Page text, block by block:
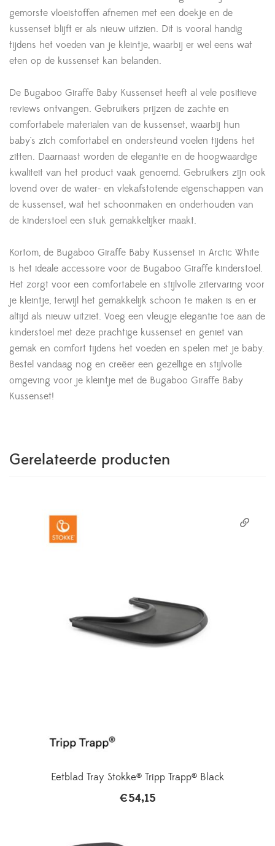
gemorste vloeistoffen afnemen met een doekje en de
kussenset blijft er als nieuw uitzien. Dit is vooral handig
tijdens het voeden van je kleintje, waarbij er wel eens wat
eten op de kussenset kan belanden.
De Bugaboo Giraffe Baby Kussenset heeft al vele positieve
reviews ontvangen. Gebruikers prijzen de zachte en
comfortabele materialen van de kussenset, waarbij hun
baby's zich comfortabel en ondersteund voelen tijdens het
zitten. Daarnaast worden de elegantie en de hoogwaardige
kwaliteit van het product vaak genoemd. Gebruikers zijn ook
lovend over de water- en vlekafstotende eigenschappen van
de kussenset, wat het schoonmaken en onderhouden van
de kinderstoel een stuk gemakkelijker maakt.
Kortom, de Bugaboo Giraffe Baby Kussenset in Arctic White
is het ideale accessoire voor de Bugaboo Giraffe kinderstoel.
Het zorgt voor een comfortabele en stijlvolle zitervaring voor
je kleintje, terwijl het gemakkelijk schoon te maken is en er
altijd als nieuw uitziet. Voeg een vleugje elegantie toe aan de
kinderstoel met deze prachtige kussenset en geniet van
gemak en comfort tijdens het voeden en spelen met je baby.
Bestel vandaag nog en creëer een gezellige en stijlvolle
omgeving voor je kleintje met de Bugaboo Giraffe Baby
Kussenset!
Gerelateerde producten
Eetblad Tray Stokke® Tripp Trapp® Black
€54,15